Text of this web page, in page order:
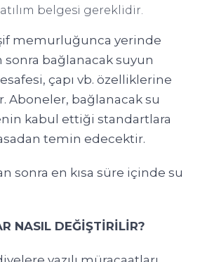
belgesi gereklidir.
memurluğunca yerinde
sonra bağlanacak suyun
çapı vb. özelliklerine
Aboneler, bağlanacak su
kabul ettiği standartlara
temin edecektir.
sonra en kısa süre içinde su
NASIL DEĞİŞTİRİLİR?